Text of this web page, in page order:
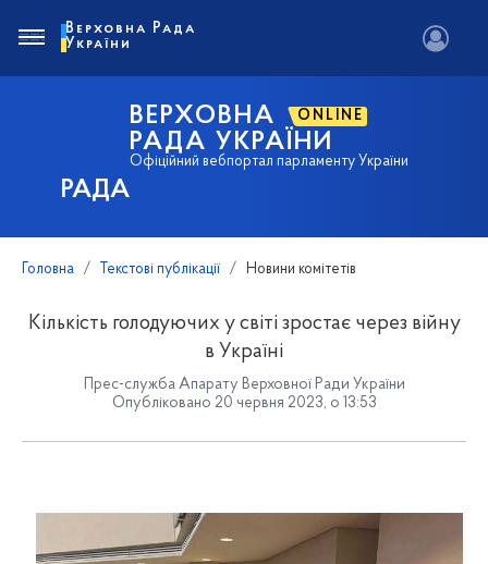
РАДА
ВЕРХОВНА ONLINE
РАДА УКРАЇНИ
Офіційний вебпортал парламенту України
Верховна Рада
України
Головна Текстові публікації Новини комітетів
Кількість голодуючих у світі зростає через війну
в Україні
Прес-служба Апарату Верховної Ради України
Опубліковано 20 червня 2023, о 13:53